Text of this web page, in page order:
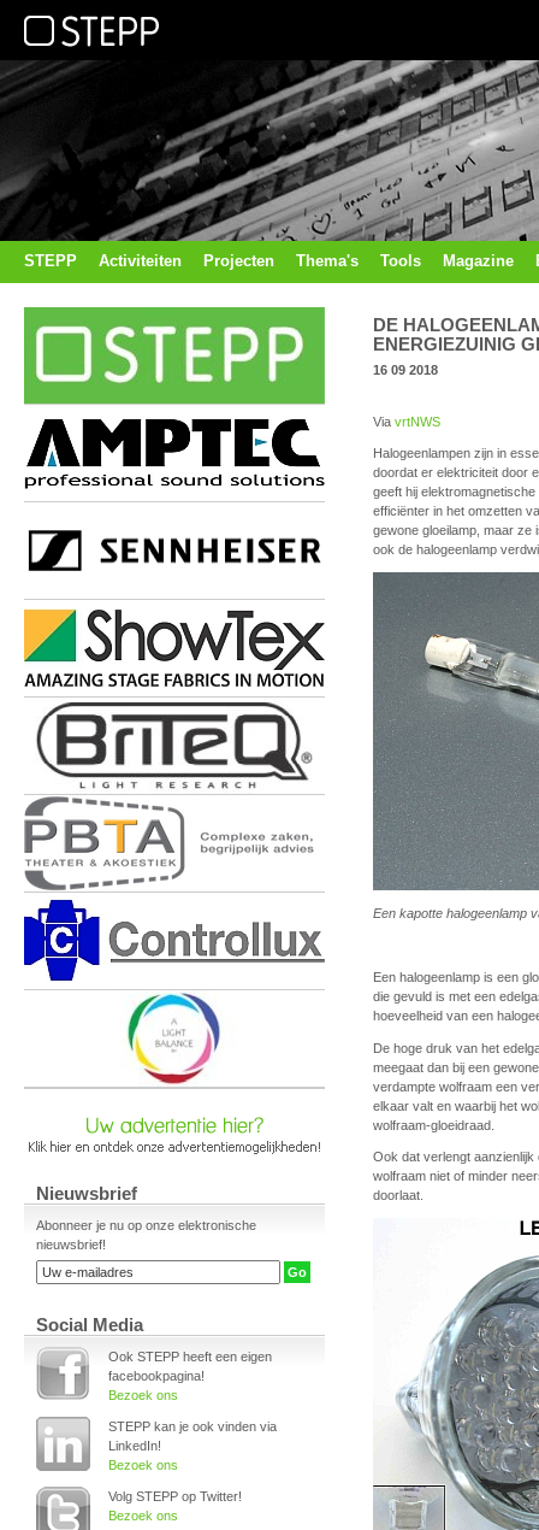
STEPP Activiteiten Projecten Thema's Tools Magazine
Nieuwsbrief
Abonneer je nu op onze elektronische
nieuwsbrief!
Social Media
Ook STEPP heeft een eigen
facebookpagina!
Bezoek ons
STEPP kan je ook vinden via
LinkedIn!
Bezoek ons
Volg STEPP op Twitter!
Bezoek ons
DE
ENERGIEZUINIG
16 09 2018
Via vrtNWS
Halogeenlampen zijn in
doordat er elektriciteit door
geeft hij
efficiënter in het omzetten
gewone gloeilamp, maar ze
ook de halogeenlamp
Een kapotte halogeenlamp
Een halogeenlamp is een
die gevuld is met een
hoeveelheid van een
De hoge druk van het
meegaat dan bij een
verdampte wolfraam een
elkaar valt en waarbij het
wolfraam-gloeidraad.
Ook dat verlengt
wolfraam niet of minder
doorlaat.